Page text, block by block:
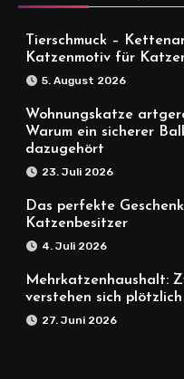
Tierschmuck –
Katzenmotiv für
5. August 2026
Wohnungskatze
Warum ein sicherer
dazugehört
23. Juli 2026
Das perfekte
Katzenbesitzer
4. Juli 2026
Mehrkatzenhaushalt:
verstehen sich
27. Juni 2026